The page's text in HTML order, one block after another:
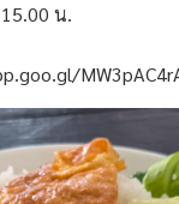
น.